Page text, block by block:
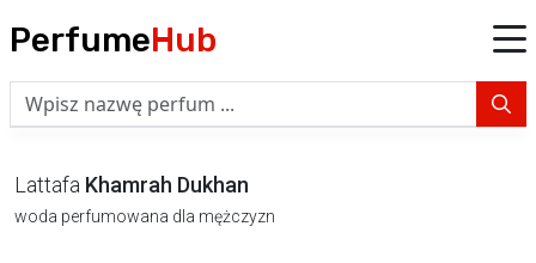
PerfumeHub
Lattafa Khamrah Dukhan
woda perfumowana dla mężczyzn